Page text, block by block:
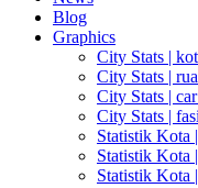
Blog
Graphics
City Stats |
City Stats |
City Stats |
City Stats |
Statistik Kota
Statistik Kota
Statistik Kota